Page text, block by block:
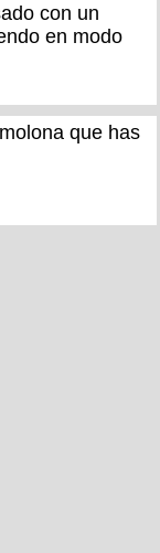
con un
en modo
que has